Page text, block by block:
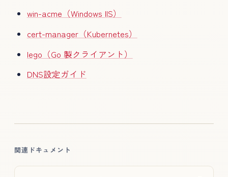
win-acme（Windows IIS）
cert-manager（Kubernetes）
lego（Go 製クライアント）
DNS設定ガイド
関連ドキュメント